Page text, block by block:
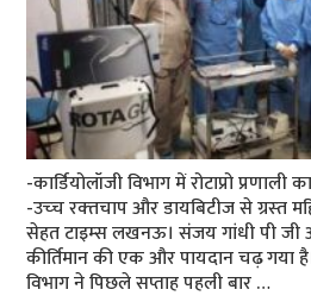
-कार्डियोलॉजी विभाग में रोटाप्रो
-उच्‍च रक्‍तचाप और डायबिटीज से ग्रस्‍त
सेहत टाइम्‍स लखनऊ। संजय गांधी पी जी
कीर्तिमान की एक और पायदान चढ़ गया
विभाग ने पिछले सप्ताह पहली बार …